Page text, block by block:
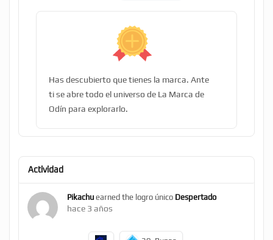
Has descubierto que tienes la marca. Ante
ti se abre todo el universo de La Marca de
Odín para explorarlo.
Actividad
Pikachu earned the logro único Despertado
hace 3 años